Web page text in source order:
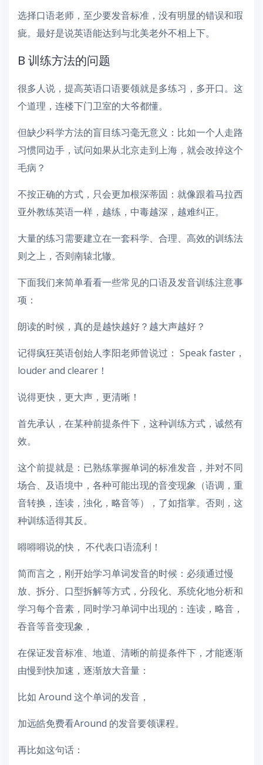
选择口语老师，至少要发音标准，没有明显的错误和瑕
疵。最好是说英语能达到与北美老外不相上下。
B 训练方法的问题
很多人说，提高英语口语要领就是多练习，多开口。这
个道理，连楼下门卫室的大爷都懂。
但缺少科学方法的盲目练习毫无意义：比如一个人走路
习惯同边手，试问如果从北京走到上海，就会改掉这个
毛病？
不按正确的方式，只会更加根深蒂固：就像跟着马拉西
亚外教练英语一样，越练，中毒越深，越难纠正。
大量的练习需要建立在一套科学、合理、高效的训练法
则之上，否则南辕北辙。
下面我们来简单看看一些常见的口语及发音训练注意事
项：
朗读的时候，真的是越快越好？越大声越好？
记得疯狂英语创始人李阳老师曾说过： Speak faster，
louder and clearer！
说得更快，更大声，更清晰！
首先承认，在某种前提条件下，这种训练方式，诚然有
效。
这个前提就是：已熟练掌握单词的标准发音，并对不同
场合、及语境中，各种可能出现的音变现象（语调，重
音转换，连读，浊化，略音等），了如指掌。否则，这
种训练适得其反。
嘚嘚嘚说的快， 不代表口语流利！
简而言之，刚开始学习单词发音的时候：必须通过慢
放、拆分、口型拆解等方式，分段化、系统化地分析和
学习每个音素，同时学习单词中出现的：连读，略音，
吞音等音变现象，
在保证发音标准、地道、清晰的前提条件下，才能逐渐
由慢到快加速，逐渐放大音量：
比如 Around 这个单词的发音，
加远皓免费看Around 的发音要领课程。
再比如这句话：